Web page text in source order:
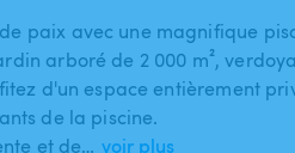
paix avec une magnifique
arboré de 2 000 m²​,​
d'un espace entièrement
de la piscine.
et de… voir plus